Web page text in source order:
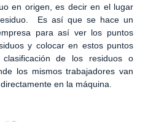
en origen, es decir en el lugar
Es así que se hace un
para así ver los puntos
y colocar en estos puntos
de los residuos o
los mismos trabajadores van
en la máquina.